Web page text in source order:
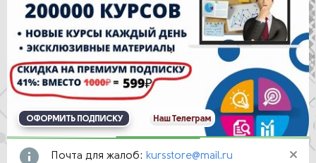
ОФОРМИТЬ ПОДПИСКУ Наш Телеграм
Почта для жалоб: kursstore@mail.ru